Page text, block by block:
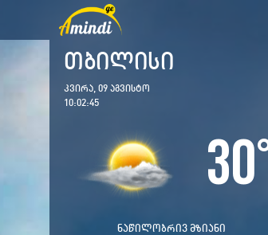
თბილისი
კვირა, 09 აგვისტო
10:02:46
30
ნაწილობრივ მზიანი